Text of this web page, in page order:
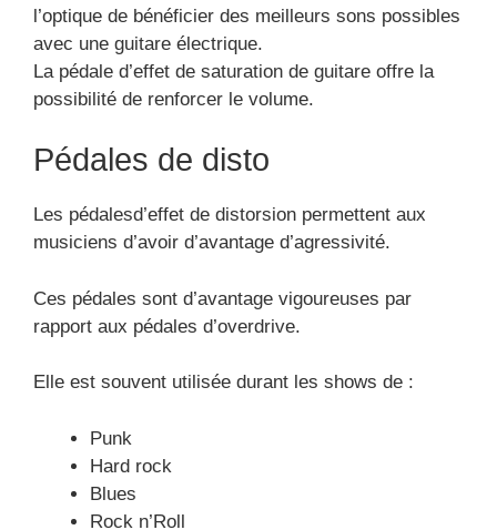
l’optique de bénéficier des meilleurs sons possibles
avec une guitare électrique.
La pédale d’effet de saturation de guitare offre la
possibilité de renforcer le volume.
Pédales de disto
Les pédalesd’effet de distorsion permettent aux
musiciens d’avoir d’avantage d’agressivité.
Ces pédales sont d’avantage vigoureuses par
rapport aux pédales d’overdrive.
Elle est souvent utilisée durant les shows de :
Punk
Hard rock
Blues
Rock n’Roll